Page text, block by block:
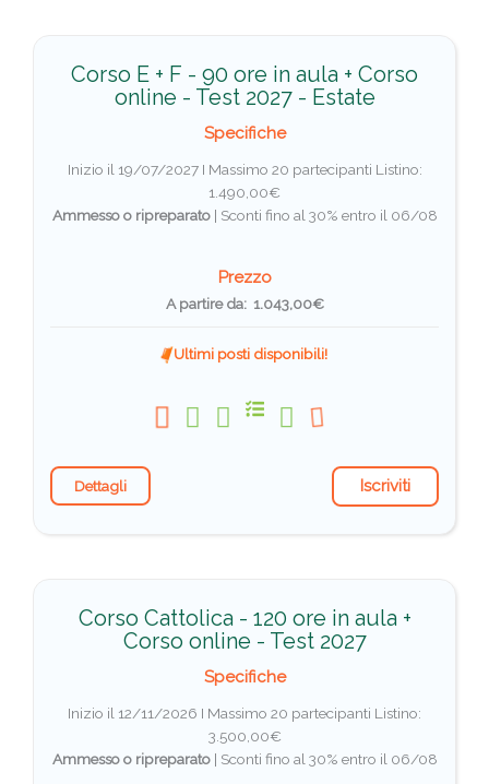
Corso E + F - 90 ore in aula + Corso
online - Test 2027 - Estate
Specifiche
Inizio il 19/07/2027 I Massimo 20 partecipanti Listino:
1.490,00€
Ammesso o ripreparato| Sconti fino al 30% entro il 06/08
Prezzo
A partire da: 1.043,00€
Ultimi posti disponibili!
Dettagli Iscriviti
Corso Cattolica - 120 ore in aula +
Corso online - Test 2027
Specifiche
Inizio il 12/11/2026 I Massimo 20 partecipanti Listino:
3.500,00€
Ammesso o ripreparato| Sconti fino al 30% entro il 06/08